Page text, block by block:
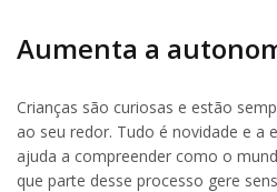
Aumenta a
Crianças são curiosas e estão
ao seu redor. Tudo é novidade e a
ajuda a compreender como o
que parte desse processo gere